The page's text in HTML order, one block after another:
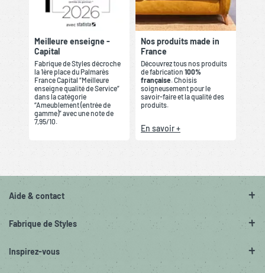
Meilleure enseigne -
Capital
Fabrique de Styles décroche
la 1ère place du Palmarès
France Capital “Meilleure
enseigne qualité de Service”
dans la catégorie
“Ameublement (entrée de
gamme)” avec une note de
7,95/10.
Nos produits made in
France
Découvrez tous nos produits
de fabrication 100%
française . Choisis
soigneusement pour le
savoir-faire et la qualité des
produits.
En savoir +
Aide & contact
Fabrique de Styles
Inspirez-vous